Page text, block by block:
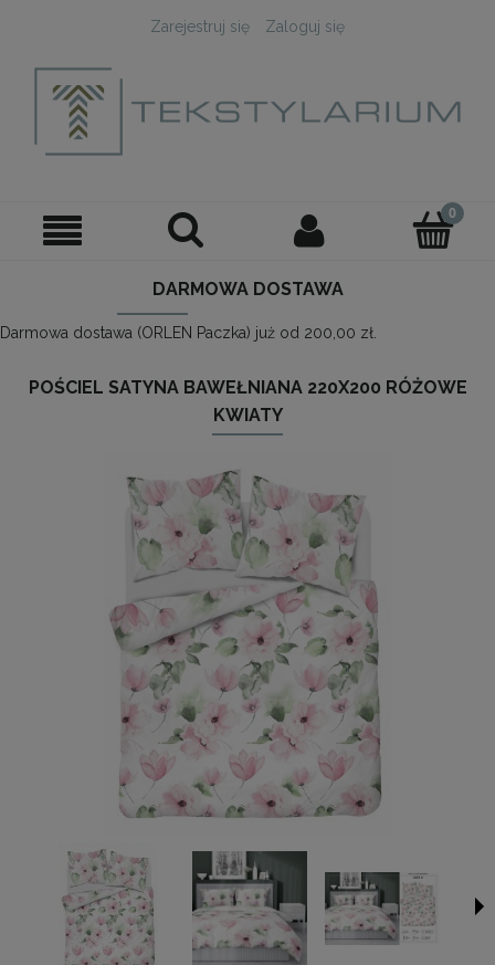
Zarejestruj się Zaloguj się
DARMOWA DOSTAWA
Darmowa dostawa (ORLEN Paczka) już od 200,00 zł.
POŚCIEL SATYNA BAWEŁNIANA 220X200 RÓŻOWE
KWIATY